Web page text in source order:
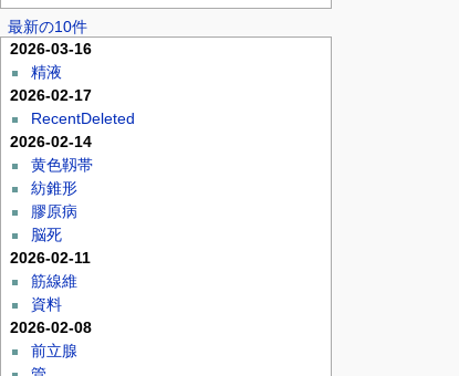
最新の10件
2026-03-16
精液
2026-02-17
RecentDeleted
2026-02-14
黄色靱帯
紡錐形
膠原病
脳死
2026-02-11
筋線維
資料
2026-02-08
前立腺